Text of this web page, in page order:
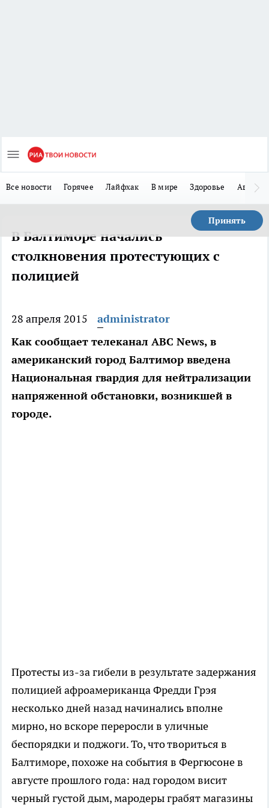
Все новости Горячее Лайфхак В мире Здоровье Авто
Принять
В Балтиморе начались
столкновения протестующих с
полицией
28 апреля 2015
administrator
Как сообщает телеканал ABC News, в
американский город Балтимор введена
Национальная гвардия для нейтрализации
напряженной обстановки, возникшей в
городе.
Протесты из-за гибели в результате задержания
полицией афроамериканца Фредди Грэя
несколько дней назад начинались вполне
мирно, но вскоре переросли в уличные
беспорядки и поджоги. То, что твориться в
Балтиморе, похоже на события в Фергюсоне в
августе прошлого года: над городом висит
черный густой дым, мародеры грабят магазины